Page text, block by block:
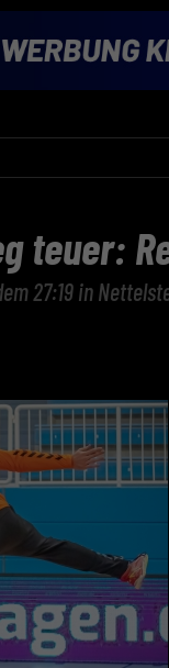
teuer:
27:19 in